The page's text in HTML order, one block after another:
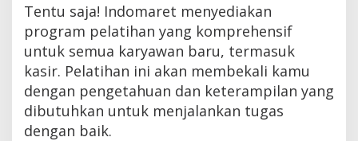
Tentu saja! Indomaret menyediakan
program pelatihan yang komprehensif
untuk semua karyawan baru, termasuk
kasir. Pelatihan ini akan membekali kamu
dengan pengetahuan dan keterampilan yang
dibutuhkan untuk menjalankan tugas
dengan baik.